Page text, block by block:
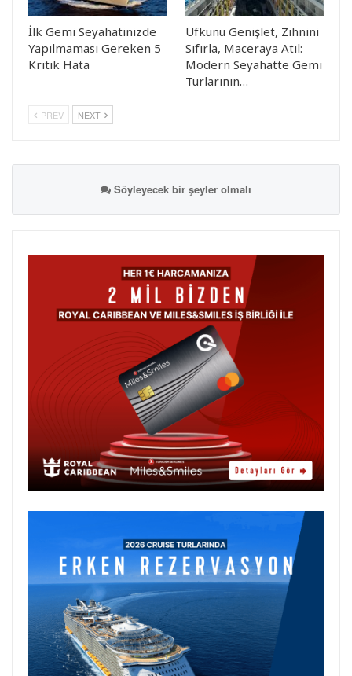
İlk Gemi Seyahatinizde
Yapılmaması Gereken 5
Kritik Hata
Ufkunu Genişlet, Zihnini
Sıfırla, Maceraya Atıl:
Modern Seyahatte Gemi
Turlarının…
PREV NEXT
Söyleyecek bir şeyler olmalı